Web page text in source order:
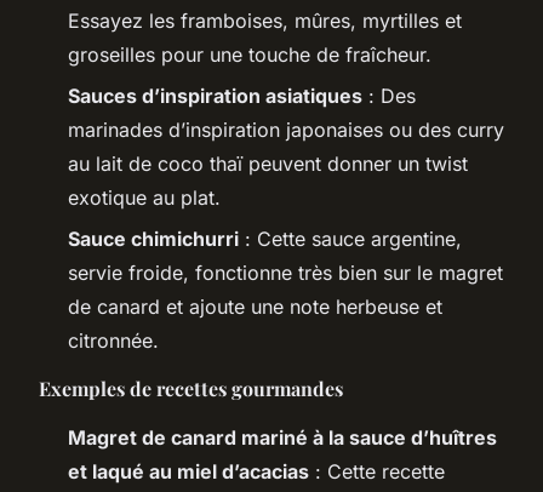
Essayez les framboises, mûres, myrtilles et
groseilles pour une touche de fraîcheur.
Sauces d’inspiration asiatiques : Des
marinades d’inspiration japonaises ou des curry
au lait de coco thaï peuvent donner un twist
exotique au plat.
Sauce chimichurri : Cette sauce argentine,
servie froide, fonctionne très bien sur le magret
de canard et ajoute une note herbeuse et
citronnée.
Exemples de recettes gourmandes
Magret de canard mariné à la sauce d’huîtres
et laqué au miel d’acacias : Cette recette